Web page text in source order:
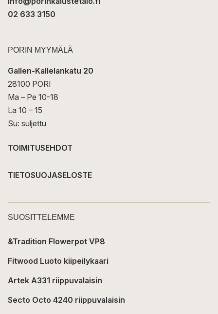
02 633 3150
PORIN MYYMÄLÄ
Gallen-Kallelankatu 20
28100 PORI
Ma – Pe 10-18
La 10 – 15
Su: suljettu
TOIMITUSEHDOT
TIETOSUOJASELOSTE
SUOSITTELEMME
&Tradition Flowerpot VP8
Fitwood Luoto kiipeilykaari
Artek A331 riippuvalaisin
Secto Octo 4240 riippuvalaisin